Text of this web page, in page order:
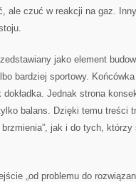
ale czuć w reakcji na gaz.
jako element
bardziej sportowy.
dokładka. Jednak strona
balans. Dzięki temu treści
jak i do tych,
„od problemu do